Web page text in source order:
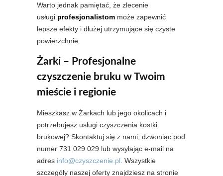
Warto jednak pamiętać, że zlecenie
usługi profesjonalistom może zapewnić
lepsze efekty i dłużej utrzymujące się czyste
powierzchnie.
Żarki – Profesjonalne
czyszczenie bruku w Twoim
mieście i regionie
Mieszkasz w Żarkach lub jego okolicach i
potrzebujesz usługi czyszczenia kostki
brukowej? Skontaktuj się z nami, dzwoniąc pod
numer 731 029 029 lub wysyłając e-mail na
adres info@czyszczenie.pl . Wszystkie
szczegóły naszej oferty znajdziesz na stronie